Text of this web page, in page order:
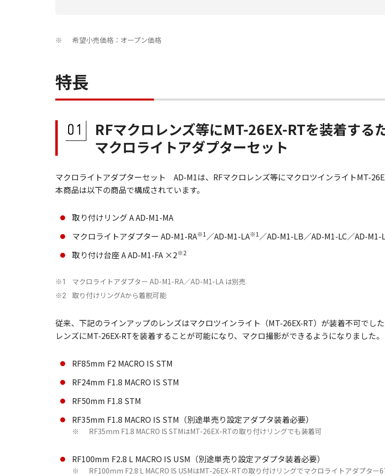
※ 希望小売価格：オープン価格
特長
RFマクロレンズ等にMT-26EX-RTを装着する
マクロライトアダプターセット
マクロライトアダプターセット AD-M1は、RFマクロレンズ等にマクロツインライトMT-
本商品は以下の商品で構成されています。
取り付けリング A AD-M1-MA
マクロライトアダプター AD-M1-RA※1 ／AD-M1-LA※1 ／AD-M1-LB／AD-M1-LC／AD-M1-
取り付け台座 A AD-M1-FA ×2※2
※1 マクロライトアダプター AD-M1-RA／AD-M1-LA は別売
※2 取り付けリングAから着脱可能
従来、下記のラインアップのレンズはマクロツインライト（MT-26EX-RT）が装着不可で
レンズにMT-26EX-RTを装着することが可能になり、マクロ撮影ができるようになりました。
RF85mm F2 MACRO IS STM
RF24mm F1.8 MACRO IS STM
RF50mm F1.8 STM
RF35mm F1.8 MACRO IS STM（別途単売り設定アダプタ装着必要）
※ RF35mm F1.8 MACRO IS STMはMT-26EX-RTの取り付けリングでも装着可
RF100mm F2.8 L MACRO IS USM（別途単売り設定アダプタ装着必要）
※ RF100mm F2.8 L MACRO IS USMはMT-26EX-RTの取り付けリングでマクロライトアダプター